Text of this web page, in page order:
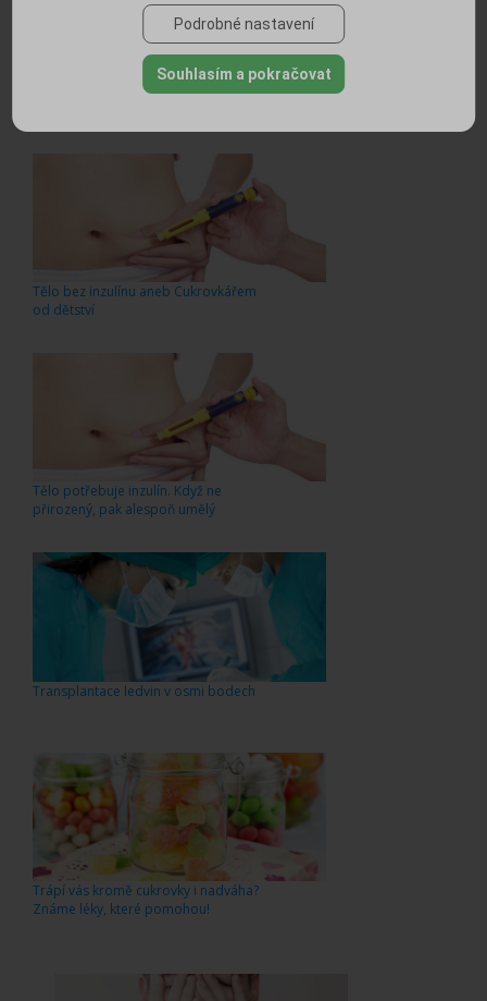
Těhotná s cukrovkou? S trochou
Tělo bez inzulínu aneb Cukrovkářem
od dětství
Tělo potřebuje inzulín. Když ne
přirozený, pak alespoň umělý
Transplantace ledvin v osmi bodech
Trápí vás kromě cukrovky i nadváha?
Známe léky, které pomohou!
Podrobné nastavení
Souhlasím a pokračovat